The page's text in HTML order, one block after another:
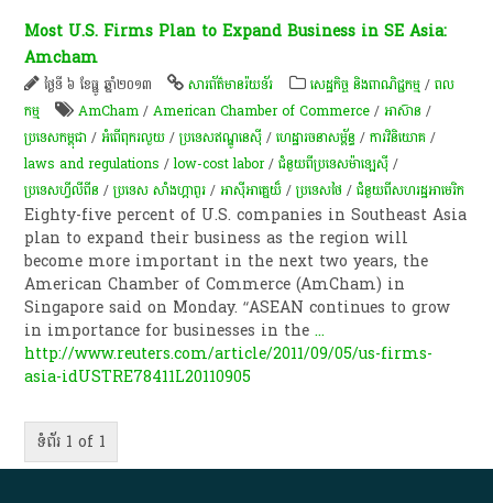
Most U.S. Firms Plan to Expand Business in SE Asia:
Amcham
ថ្ងៃទី ៦ ខែធ្នូ ឆ្នាំ២០១៣ សា​រព័ត៌មាន​រ៉យទ័រ​ សេដ្ឋកិច្ច និងពាណិជ្ជកម្ម /ពល​
កម្ម
AmCham /American Chamber of Commerce /អាស៊ាន /
ប្រទេសកម្ពុជា /អំពើពុក​រលួយ /ប្រទេសឥណ្ឌូនេស៊ី /ហេដ្ឋារចនាសម្ព័ន្ធ /ការវិនិយោគ /
laws and regulations /low-cost labor/ជំនួយពីប្រទេសម៉ាឡេស៊ី​​/
ប្រទេសហ្វីលីពីន /ប្រទេស សាំងហ្គាពួរ /អាស៊ីអាគ្នេយ៏ /ប្រទេសថៃ /ជំនួយពីសហរដ្ឋអាមេរិក
Eighty-five percent of U.S. companies in Southeast Asia
plan to expand their business as the region will
become more important in the next two years, the
American Chamber of Commerce (AmCham) in
Singapore said on Monday. “ASEAN continues to grow
in importance for businesses in the...
http://www.reuters.com/article/2011/09/05/us-firms-
asia-idUSTRE78411L20110905
ទំព័រ 1 of 1